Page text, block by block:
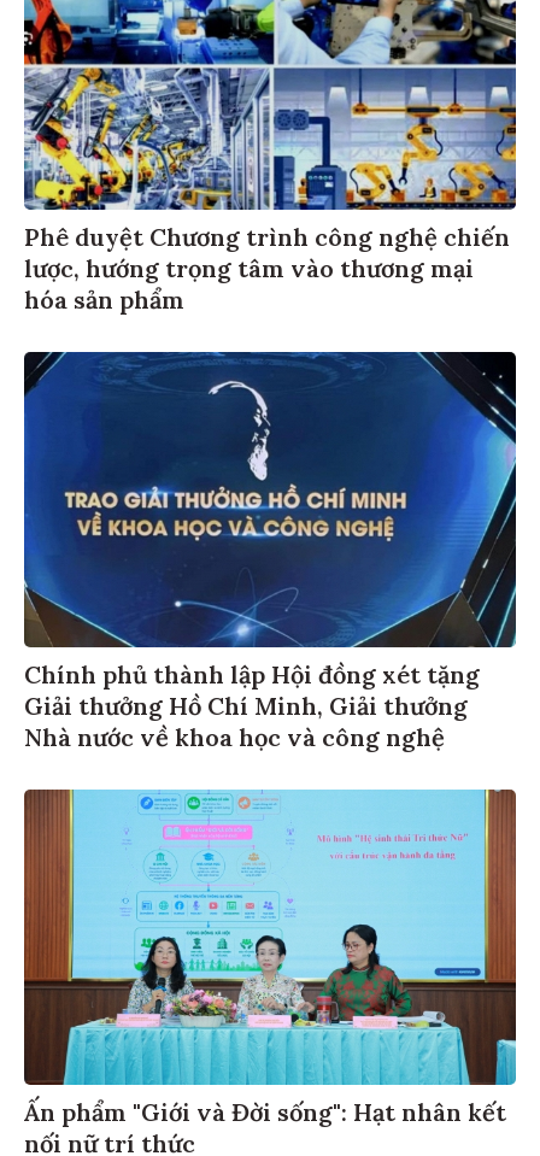
Phê duyệt Chương trình công nghệ chiến
lược, hướng trọng tâm vào thương mại
hóa sản phẩm
Chính phủ thành lập Hội đồng xét tặng
Giải thưởng Hồ Chí Minh, Giải thưởng
Nhà nước về khoa học và công nghệ
Ấn phẩm "Giới và Đời sống": Hạt nhân kết
nối nữ trí thức